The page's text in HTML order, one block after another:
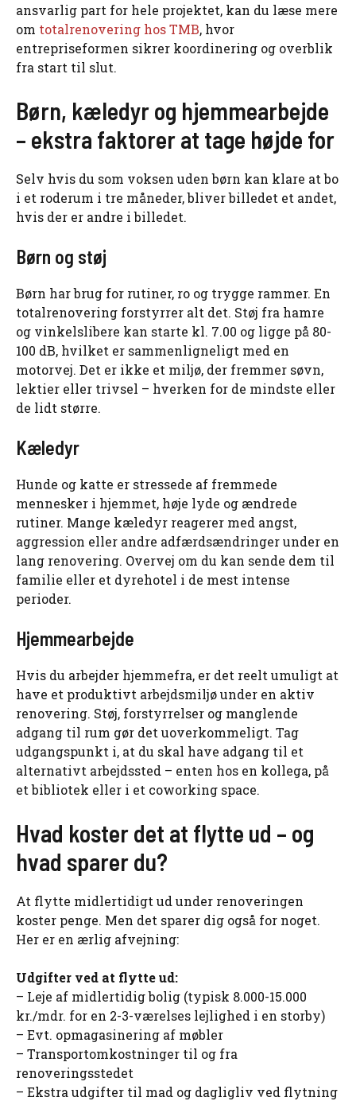
ansvarlig part for hele projektet, kan du læse mere
om totalrenovering hos TMB, hvor
entrepriseformen sikrer koordinering og overblik
fra start til slut.
Børn, kæledyr og hjemmearbejde
– ekstra faktorer at tage højde for
Selv hvis du som voksen uden børn kan klare at bo
i et roderum i tre måneder, bliver billedet et andet,
hvis der er andre i billedet.
Børn og støj
Børn har brug for rutiner, ro og trygge rammer. En
totalrenovering forstyrrer alt det. Støj fra hamre
og vinkelslibere kan starte kl. 7.00 og ligge på 80-
100 dB, hvilket er sammenligneligt med en
motorvej. Det er ikke et miljø, der fremmer søvn,
lektier eller trivsel – hverken for de mindste eller
de lidt større.
Kæledyr
Hunde og katte er stressede af fremmede
mennesker i hjemmet, høje lyde og ændrede
rutiner. Mange kæledyr reagerer med angst,
aggression eller andre adfærdsændringer under en
lang renovering. Overvej om du kan sende dem til
familie eller et dyrehotel i de mest intense
perioder.
Hjemmearbejde
Hvis du arbejder hjemmefra, er det reelt umuligt at
have et produktivt arbejdsmiljø under en aktiv
renovering. Støj, forstyrrelser og manglende
adgang til rum gør det uoverkommeligt. Tag
udgangspunkt i, at du skal have adgang til et
alternativt arbejdssted – enten hos en kollega, på
et bibliotek eller i et coworking space.
Hvad koster det at flytte ud – og
hvad sparer du?
At flytte midlertidigt ud under renoveringen
koster penge. Men det sparer dig også for noget.
Her er en ærlig afvejning:
Udgifter ved at flytte ud:
– Leje af midlertidig bolig (typisk 8.000-15.000
kr./mdr. for en 2-3-værelses lejlighed i en storby)
– Evt. opmagasinering af møbler
– Transportomkostninger til og fra
renoveringsstedet
– Ekstra udgifter til mad og dagligliv ved flytning